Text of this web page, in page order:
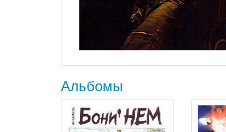
Альбомы